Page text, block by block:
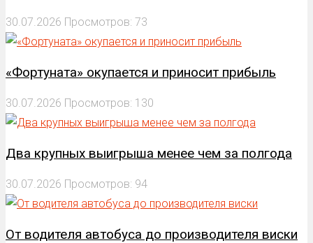
30.07.2026 Просмотров: 73
«Фортуната» окупается и приносит прибыль
30.07.2026 Просмотров: 130
Два крупных выигрыша менее чем за полгода
30.07.2026 Просмотров: 94
От водителя автобуса до производителя виски